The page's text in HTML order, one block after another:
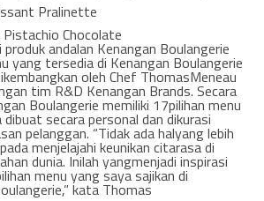
Pralinette
Chocolate
andalan Kenangan Boulangerie
yang tersedia di Kenangan Boulangerie
oleh Chef ThomasMeneau
tim R&D Kenangan Brands. Secara
Boulangerie memiliki 17pilihan menu
secara personal dan dikurasi
pelanggan. “Tidak ada halyang lebih
menjelajahi keunikan citarasa di
dunia. Inilah yangmenjadi inspirasi
menu yang saya sajikan di
kata Thomas